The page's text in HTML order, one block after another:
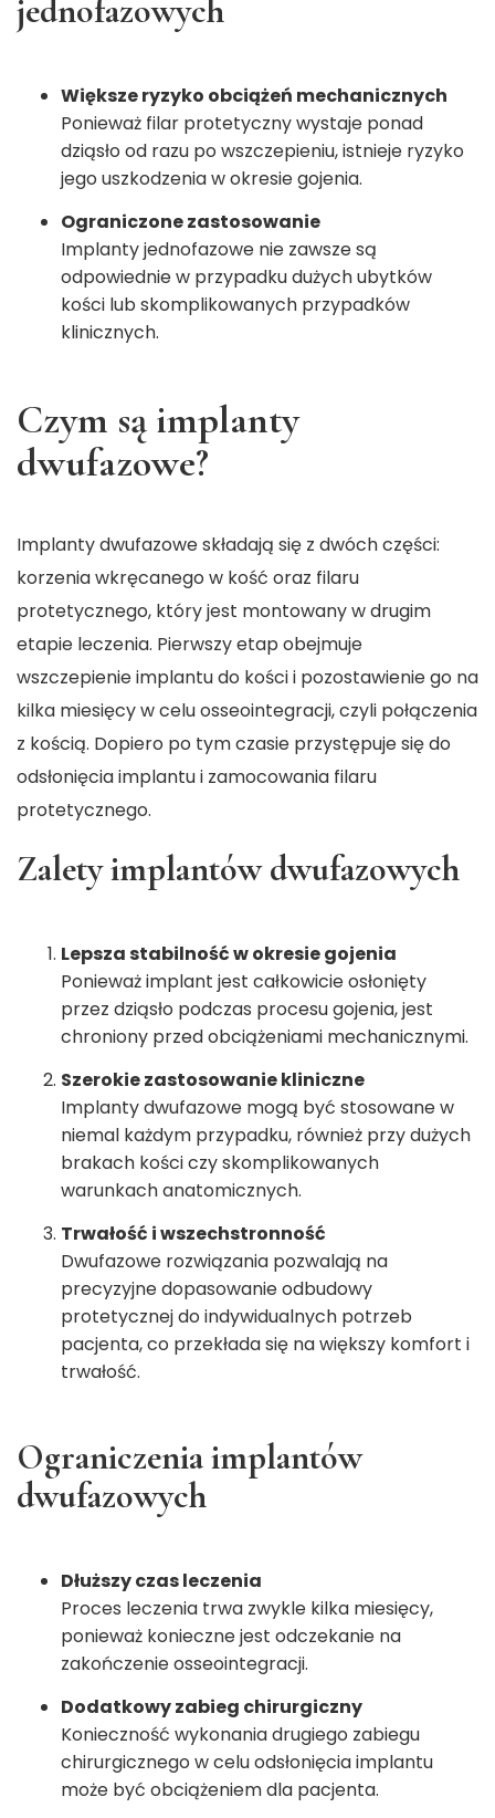
jednofazowych
Większe ryzyko obciążeń mechanicznych
Ponieważ filar protetyczny wystaje ponad
dziąsło od razu po wszczepieniu, istnieje ryzyko
jego uszkodzenia w okresie gojenia.
Ograniczone zastosowanie
Implanty jednofazowe nie zawsze są
odpowiednie w przypadku dużych ubytków
kości lub skomplikowanych przypadków
klinicznych.
Czym są implanty
dwufazowe?
Implanty dwufazowe składają się z dwóch części:
korzenia wkręcanego w kość oraz filaru
protetycznego, który jest montowany w drugim
etapie leczenia. Pierwszy etap obejmuje
wszczepienie implantu do kości i pozostawienie go na
kilka miesięcy w celu osseointegracji, czyli połączenia
z kością. Dopiero po tym czasie przystępuje się do
odsłonięcia implantu i zamocowania filaru
protetycznego.
Zalety implantów dwufazowych
Lepsza stabilność w okresie gojenia
Ponieważ implant jest całkowicie osłonięty
przez dziąsło podczas procesu gojenia, jest
chroniony przed obciążeniami mechanicznymi.
Szerokie zastosowanie kliniczne
Implanty dwufazowe mogą być stosowane w
niemal każdym przypadku, również przy dużych
brakach kości czy skomplikowanych
warunkach anatomicznych.
Trwałość i wszechstronność
Dwufazowe rozwiązania pozwalają na
precyzyjne dopasowanie odbudowy
protetycznej do indywidualnych potrzeb
pacjenta, co przekłada się na większy komfort i
trwałość.
Ograniczenia implantów
dwufazowych
Dłuższy czas leczenia
Proces leczenia trwa zwykle kilka miesięcy,
ponieważ konieczne jest odczekanie na
zakończenie osseointegracji.
Dodatkowy zabieg chirurgiczny
Konieczność wykonania drugiego zabiegu
chirurgicznego w celu odsłonięcia implantu
może być obciążeniem dla pacjenta.